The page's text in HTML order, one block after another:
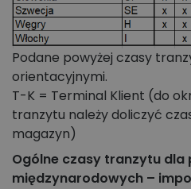
Podane powyżej czasy
orientacyjnymi.
T-K = Terminal Klient (do
tranzytu należy doliczyć
magazyn)
Ogólne czasy tranzytu dla
międzynarodowych –